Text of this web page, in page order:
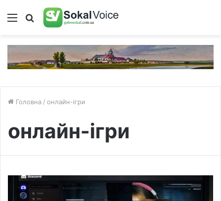
Меню Пошук
Головна / онлайн-ігри
онлайн-ігри